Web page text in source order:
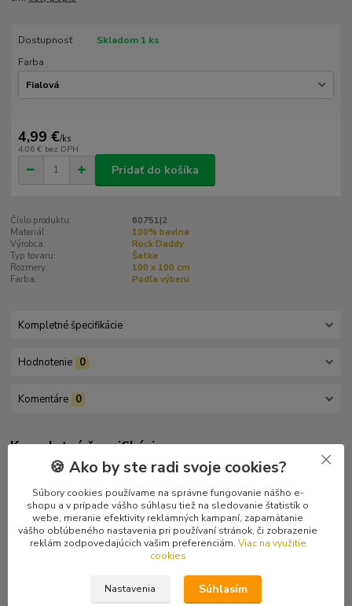
Dostupnosť
Skladom 1 ks
Farba
4,99 €/ks
4,06 € bez DPH
Pridať do košíka
Číslo produktu:
60751|2
Materiál:
100% bavlna
Výrobca:
Rock Daddy
Typ tovaru:
Šatka
Rozmery:
100 x 100 cm
Farba:
Podľa výberu
Kompletné špecifikácie
Hodnotenie 0
Komentáre 0
Kompletné špecifikácie
Štvorrohá šatka s leopardím vzorom a so strapčekmi. Rozmery
100 x 100 cm.
🍪 Ako by ste radi svoje cookies?
Súbory cookies používame na správne fungovanie nášho e-
shopu a v prípade vášho súhlasu tiež na sledovanie štatistík o
webe, meranie efektivity reklamných kampaní, zapamätanie
vášho obľúbeného nastavenia pri používaní stránok, či zobrazenie
reklám zodpovedajúcich vašim preferenciám. Viac na využitie
cookies
Nastavenia Súhlasím